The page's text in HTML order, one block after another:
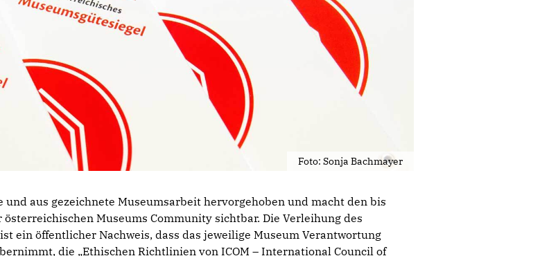
Foto: Sonja Bachmayer
aus gezeichnete Museumsarbeit hervorgehoben und macht den bis
Museums Community sichtbar. Die Verleihung des
ein öffentlicher Nachweis, dass das jeweilige Museum Verantwortung
die „Ethischen Richtlinien von ICOM – International Council of